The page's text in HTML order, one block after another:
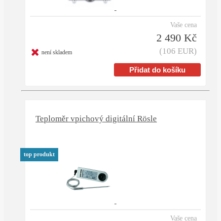
Vaše cena
2 490 Kč
(106 EUR)
není skladem
Teploměr vpichový digitální Rösle
Vaše cena
top produkt